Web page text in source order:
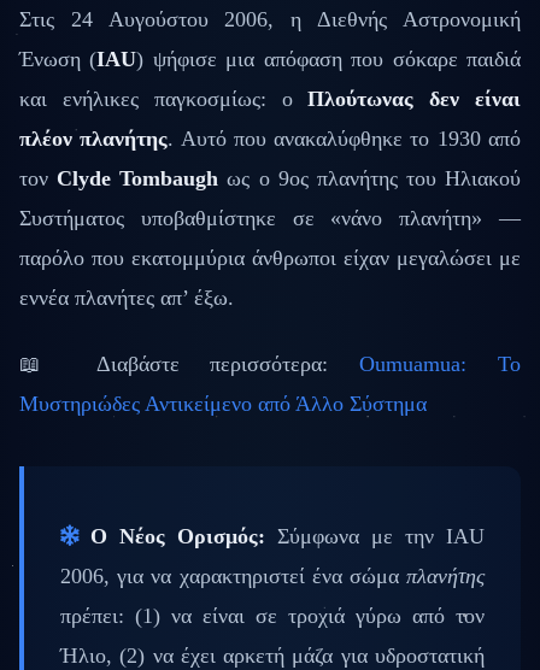
Στις 24 Αυγούστου 2006, η Διεθνής Αστρονομική
Ένωση (IAU) ψήφισε μια απόφαση που σόκαρε παιδιά
και ενήλικες παγκοσμίως: οΠλούτωνας δεν είναι
πλέον πλανήτης. Αυτό που ανακαλύφθηκε το 1930 από
τον Clyde Tombaugh ως ο 9ος πλανήτης του Ηλιακού
Συστήματος υποβαθμίστηκε σε «νάνο πλανήτη» —
παρόλο που εκατομμύρια άνθρωποι είχαν μεγαλώσει με
εννέα πλανήτες απ’ έξω.
📖 Διαβάστε περισσότερα:Oumuamua: Το
Μυστηριώδες Αντικείμενο από Άλλο Σύστημα
Ο Νέος Ορισμός: Σύμφωνα με την IAU
2006, για να χαρακτηριστεί ένα σώμα πλανήτης
πρέπει: (1) να είναι σε τροχιά γύρω από τον
Ήλιο, (2) να έχει αρκετή μάζα για υδροστατική